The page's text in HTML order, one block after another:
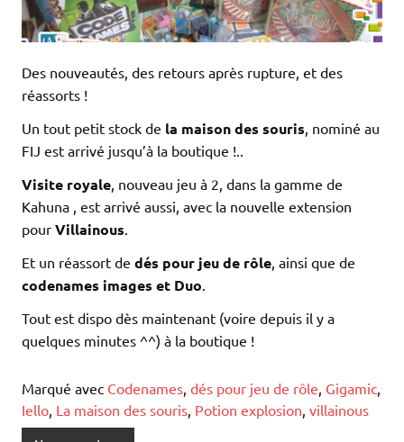
Des nouveautés, des retours après rupture, et des
réassorts !
Un tout petit stock de la maison des souris, nominé au
FIJ est arrivé jusqu’à la boutique !..
Visite royale, nouveau jeu à 2, dans la gamme de
Kahuna , est arrivé aussi, avec la nouvelle extension
pour Villainous.
Et un réassort de dés pour jeu de rôle, ainsi que de
codenames images et Duo.
Tout est dispo dès maintenant (voire depuis il y a
quelques minutes ^^) à la boutique !
Marqué avec Codenames, dés pour jeu de rôle, Gigamic,
Iello, La maison des souris, Potion explosion, villainous